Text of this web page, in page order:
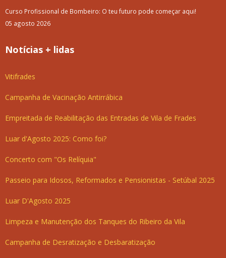
Curso Profissional de Bombeiro: O teu futuro pode começar aqui!
05 agosto 2026
Notícias + lidas
Vitifrades
Campanha de Vacinação Antirrábica
Empreitada de Reabilitação das Entradas de Vila de Frades
Luar d'Agosto 2025: Como foi?
Concerto com "Os Relíquia"
Passeio para Idosos, Reformados e Pensionistas - Setúbal 2025
Luar D'Agosto 2025
Limpeza e Manutenção dos Tanques do Ribeiro da Vila
Campanha de Desratização e Desbaratização